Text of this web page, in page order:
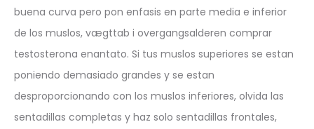
buena curva pero pon enfasis en parte media e inferior
de los muslos, vægttab i overgangsalderen comprar
testosterona enantato. Si tus muslos superiores se estan
poniendo demasiado grandes y se estan
desproporcionando con los muslos inferiores, olvida las
sentadillas completas y haz solo sentadillas frontales,